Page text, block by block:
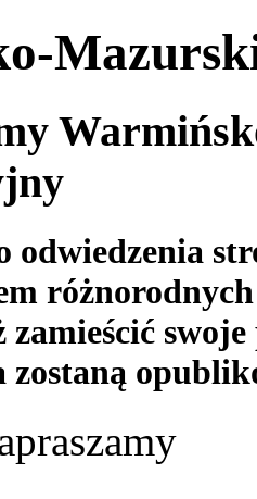
odwiedzenia
zamieścić